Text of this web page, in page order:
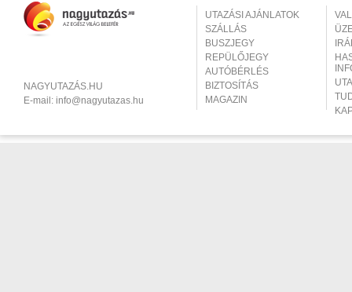
NAGYUTAZÁS.HU
E-mail: info@nagyutazas.hu
UTAZÁSI AJÁNLATOK
SZÁLLÁS
BUSZJEGY
REPÜLŐJEGY
AUTÓBÉRLÉS
BIZTOSÍTÁS
MAGAZIN